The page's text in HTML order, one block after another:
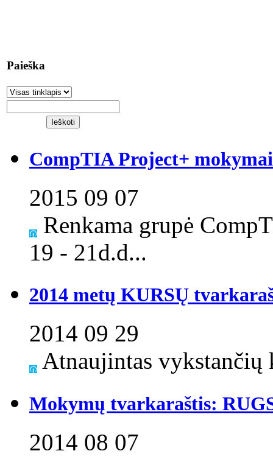
Paieška
CompTIA Project+
2015 09 07
Renkama grupė
19 - 21d.d...
2014 metų KURSŲ
2014 09 29
Atnaujintas vykstančių
Mokymų tvarkaraštis:
2014 08 07